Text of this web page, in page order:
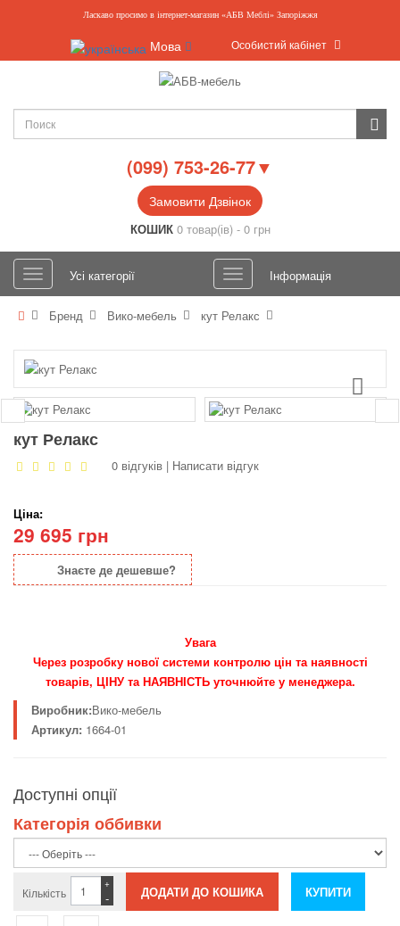
Ласкаво просимо в інтернет-магазин «АБВ Меблі» Запоріжжя
Мова Особистий кабінет
(099) 753-26-77▼
Замовити Дзвінок
КОШИК 0 товар(ів) - 0 грн
Усі категорії Інформація
Бренд Вико-мебель кут Релакс
кут Релакс
0 відгуків | Написати відгук
Ціна:
29 695 грн
Знаєте де дешевше?
Увага
Через розробку нової системи контролю цін та наявності
товарів, ЦІНУ та НАЯВНІСТЬ уточнюйте у менеджера.
Виробник:Вико-мебель
Артикул: 1664-01
Доступні опції
Категорія оббивки
Кількість -
+